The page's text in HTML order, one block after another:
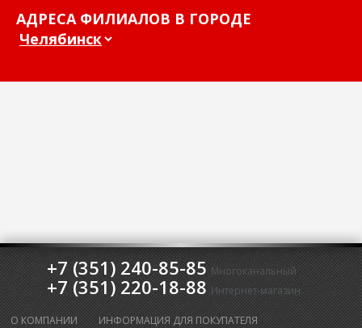
АДРЕСА ФИЛИАЛОВ В ГОРОДЕ
+7 (351) 240-85-85 Многоканальный
+7 (351) 220-18-88 Интернет-магазин
О КОМПАНИИ
ИНФОРМАЦИЯ ДЛЯ ПОКУПАТЕЛЯ